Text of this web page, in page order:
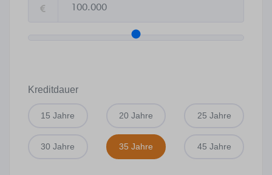
Kreditdauer
15 Jahre 20 Jahre 25 Jahre
30 Jahre 35 Jahre 45 Jahre